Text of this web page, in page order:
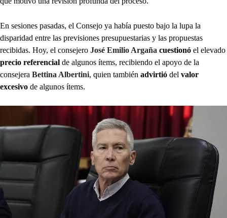
En sesiones pasadas, el Consejo ya había puesto bajo la lupa la
disparidad entre las previsiones presupuestarias y las propuestas
recibidas. Hoy, el consejero José Emilio Argaña cuestionó el elevado
precio referencial de algunos ítems, recibiendo el apoyo de la
consejera Bettina Albertini, quien también advirtió del valor
excesivo de algunos ítems.